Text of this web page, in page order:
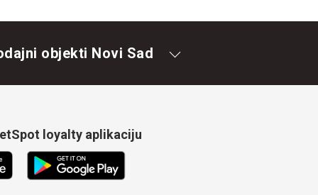
objekti Novi Sad
loyalty aplikaciju